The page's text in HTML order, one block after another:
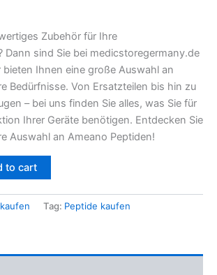
Zubehör für Ihre
Dann sind Sie bei medicstoregermany.de
Ihnen eine große Auswahl an
Bedürfnisse. Von Ersatzteilen bis hin zu
– bei uns finden Sie alles, was Sie für
Ihrer Geräte benötigen. Entdecken Sie
Auswahl an Ameano Peptiden!
to cart
Tag: Peptide kaufen